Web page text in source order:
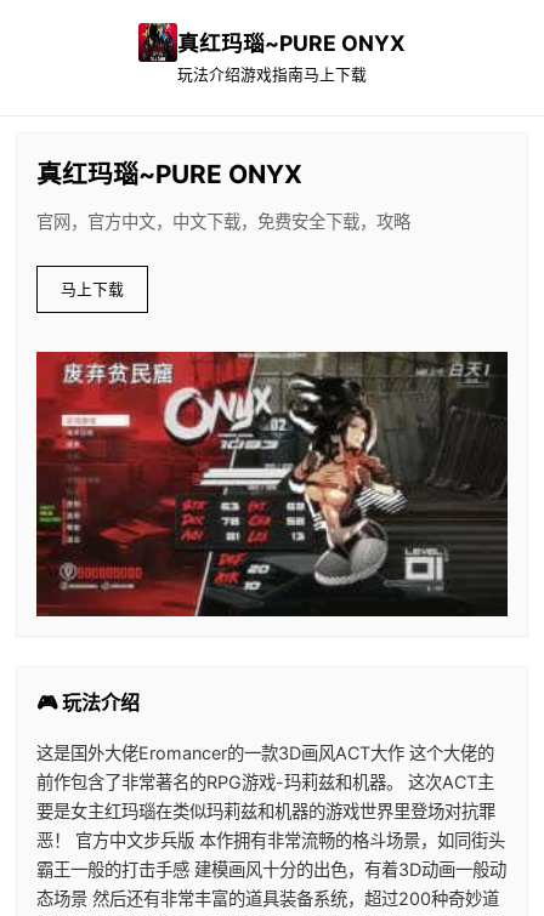
真红玛瑙~PURE ONYX
玩法介绍游戏指南马上下载
真红玛瑙~PURE ONYX
官网，官方中文，中文下载，免费安全下载，攻略
马上下载
🎮 玩法介绍
这是国外大佬Eromancer的一款3D画风ACT大作 这个大佬的
前作包含了非常著名的RPG游戏-玛莉兹和机器。 这次ACT主
要是女主红玛瑙在类似玛莉兹和机器的游戏世界里登场对抗罪
恶！ 官方中文步兵版 本作拥有非常流畅的格斗场景，如同街头
霸王一般的打击手感 建模画风十分的出色，有着3D动画一般动
态场景 然后还有非常丰富的道具装备系统，超过200种奇妙道